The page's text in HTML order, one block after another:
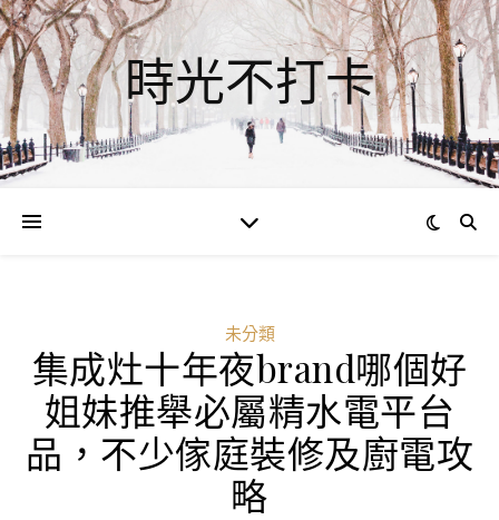
時光不打卡
未分類
集成灶十年夜brand哪個好
姐妹推舉必屬精水電平台
品，不少傢庭裝修及廚電攻
略